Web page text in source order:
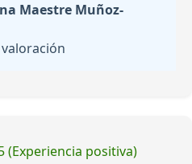
Maestre Muñoz-
(Experiencia positiva)